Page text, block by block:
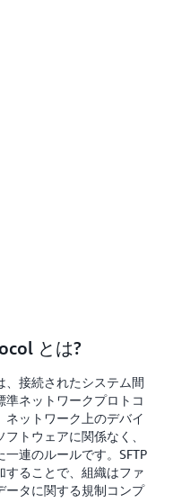
とは?
、接続されたシステム間
ネットワークプロトコ
ネットワーク上のデバイ
トウェアに関係なく、
連のルールです。SFTP
することで、組織はファ
ータに関する規制コンプ